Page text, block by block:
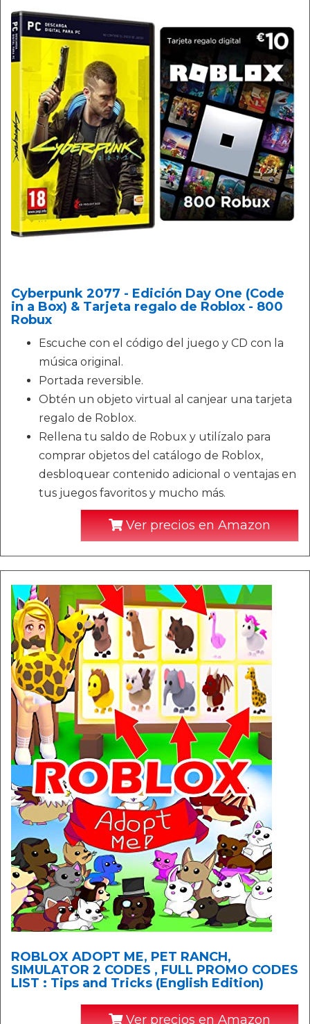
Cyberpunk 2077 - Edición Day One (Code
in a Box) & Tarjeta regalo de Roblox - 800
Robux
Escuche con el código del juego y CD con la
música original.
Portada reversible.
Obtén un objeto virtual al canjear una tarjeta
regalo de Roblox.
Rellena tu saldo de Robux y utilízalo para
comprar objetos del catálogo de Roblox,
desbloquear contenido adicional o ventajas en
tus juegos favoritos y mucho más.
Ver precios en Amazon
ROBLOX ADOPT ME, PET RANCH,
SIMULATOR 2 CODES , FULL PROMO CODES
LIST : Tips and Tricks (English Edition)
Ver precios en Amazon